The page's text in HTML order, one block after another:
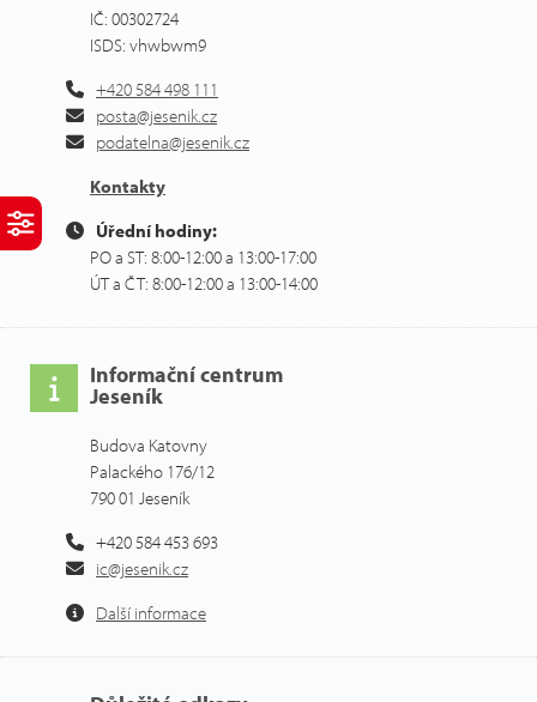
IČ: 00302724
ISDS: vhwbwm9
+420 584 498 111
posta@jesenik.cz
podatelna@jesenik.cz
Kontakty
Úřední hodiny:
PO a ST: 8:00-12:00 a 13:00-17:00
ÚT a ČT: 8:00-12:00 a 13:00-14:00
Informační centrum
Jeseník
Budova Katovny
Palackého 176/12
790 01 Jeseník
+420 584 453 693
ic@jesenik.cz
Další informace